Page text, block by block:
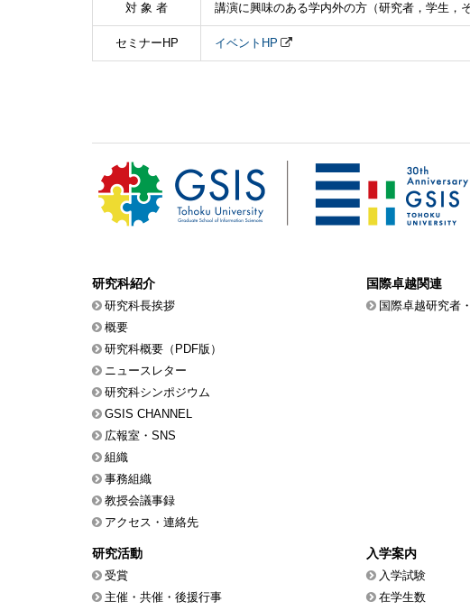
対 象 者 講演に興味のある学内外の方（研究者，学生，そ
セミナーHP イベントHP
研究科紹介
研究科長挨拶
概要
研究科概要（PDF版）
ニュースレター
研究科シンポジウム
GSIS CHANNEL
広報室・SNS
組織
事務組織
教授会議事録
アクセス・連絡先
国際卓越関連
国際卓越研究者
研究活動
受賞
主催・共催・後援行事
入学案内
入学試験
在学生数